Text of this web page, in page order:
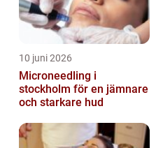
10 juni 2026
Microneedling i
stockholm för en jämnare
och starkare hud